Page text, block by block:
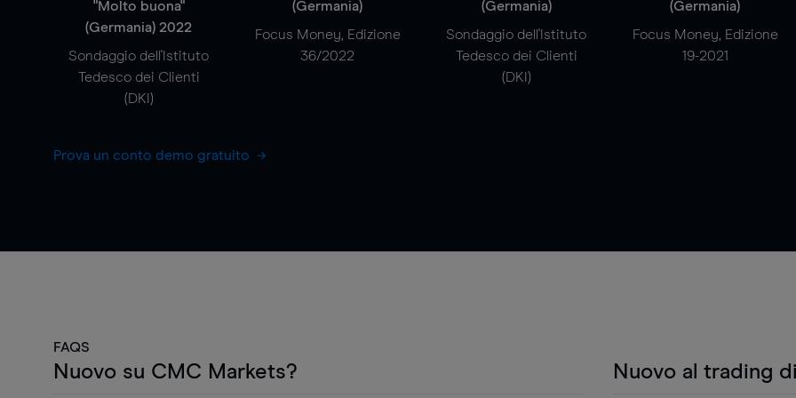
"Molto buona"
(Germania) 2022
Sondaggio dell'Istituto
Tedesco dei Clienti
(DKI)
(Germania)
Focus Money, Edizione
36/2022
(Germania)
Sondaggio dell'Istituto
Tedesco dei Clienti
(DKI)
(Germania)
Focus Money, Edizione
19-2021
Prova un conto demo gratuito
FAQS
Nuovo su CMC Markets? Nuovo al trading